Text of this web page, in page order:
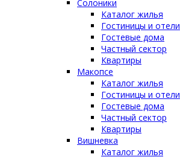
Солоники
Каталог жилья
Гостиницы и отели
Гостевые дома
Частный сектор
Квартиры
Макопсе
Каталог жилья
Гостиницы и отели
Гостевые дома
Частный сектор
Квартиры
Вишневка
Каталог жилья